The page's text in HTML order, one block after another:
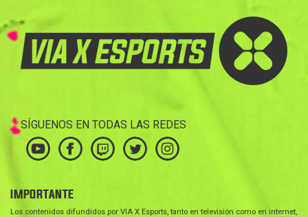
SÍGUENOS EN TODAS LAS REDES
IMPORTANTE
Los contenidos difundidos por VIA X Esports, tanto en televisión como en internet,